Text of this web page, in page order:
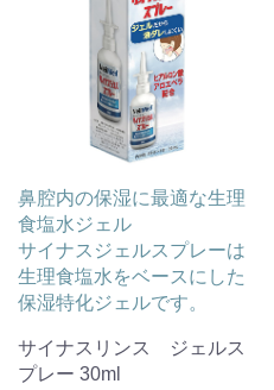
鼻腔内の保湿に最適な生理
食塩水ジェル
サイナスジェルスプレーは
生理食塩水をベースにした
保湿特化ジェルです。
サイナスリンス ジェルス
プレー 30ml